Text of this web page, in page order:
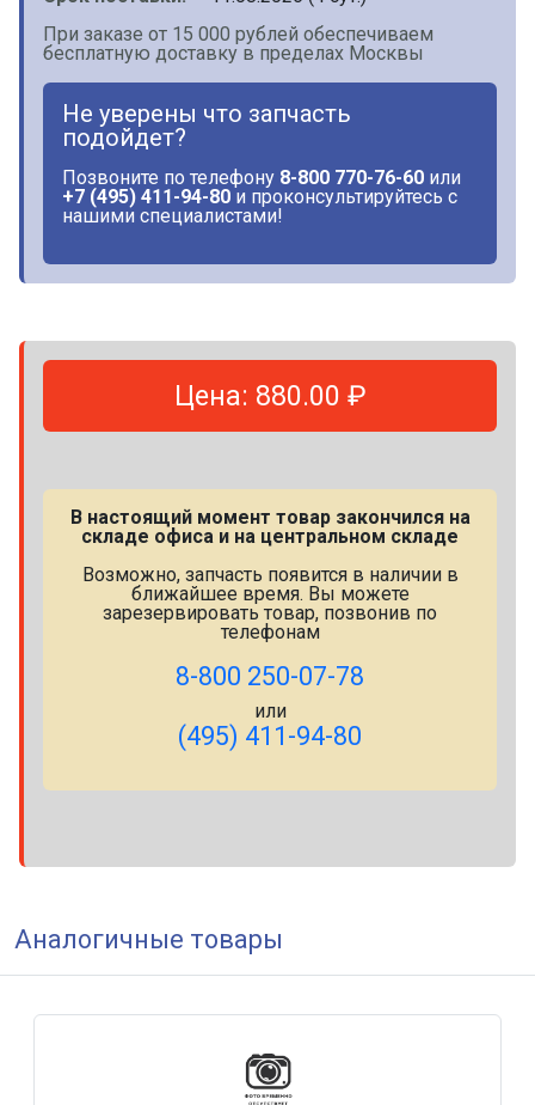
При заказе от 15 000 рублей обеспечиваем
бесплатную доставку в пределах Москвы
Не уверены что запчасть
подойдет?
Позвоните по телефону 8-800 770-76-60 или
+7 (495) 411-94-80 и проконсультируйтесь с
нашими специалистами!
Цена: 880.00 ₽
В настоящий момент товар закончился на
складе офиса и на центральном складе
Возможно, запчасть появится в наличии в
ближайшее время. Вы можете
зарезервировать товар, позвонив по
телефонам
8-800 250-07-78
или
(495) 411-94-80
Аналогичные товары